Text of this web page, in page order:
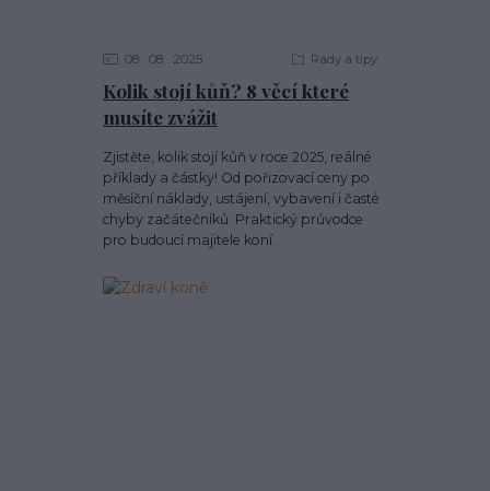
Kolik stojí kůň? 8 věcí které
musíte zvážit
08 08 2025 Rady a tipy
Zjistěte, kolik stojí kůň v roce 2025, reálné
příklady a částky! Od pořizovací ceny po
měsíční náklady, ustájení, vybavení i časté
chyby začátečníků. Praktický průvodce
pro budoucí majitele koní.